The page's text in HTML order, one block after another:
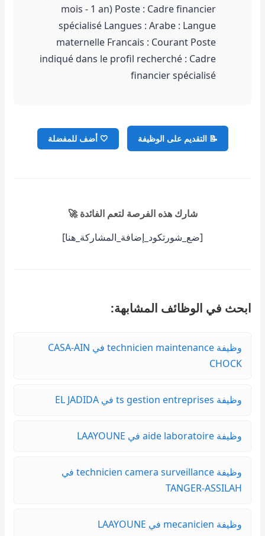
mois - 1 an) Poste : Cadre financier
spécialisé Langues : Arabe : Langue
maternelle Francais : Courant Poste
indiqué dans le profil recherché : Cadre
financier spécialisé
📝 التقديم على الوظيفة 🤍 أضف للمفضلة
شارك هذه الفرصة لتعم الفائدة 🚀
[ضع_شورتكود_إضافة_المشاركة_هنا]
ابحث في الوظائف المشابهة:
وظيفة technicien maintenance في CASA-AIN
CHOCK
وظيفة ts gestion entreprises في EL JADIDA
وظيفة aide laboratoire في LAAYOUNE
وظيفة technicien camera surveillance في
TANGER-ASSILAH
وظيفة mecanicien في LAAYOUNE